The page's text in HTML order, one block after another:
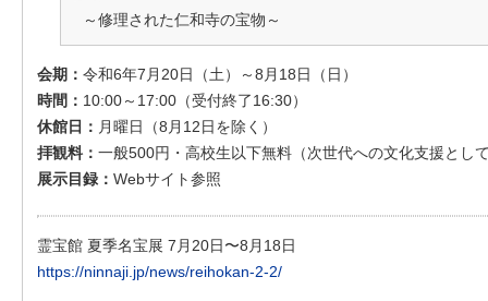
～修理された仁和寺の宝物～
会期： 令和6年7月20日（土）～8月18日（日）
時間： 10:00～17:00（受付終了16:30）
休館日： 月曜日（8月12日を除く）
拝観料： 一般500円・高校生以下無料（次世代への文化支援とし
展示目録： Webサイト参照
霊宝館 夏季名宝展 7月20日〜8月18日
https://ninnaji.jp/news/reihokan-2-2/